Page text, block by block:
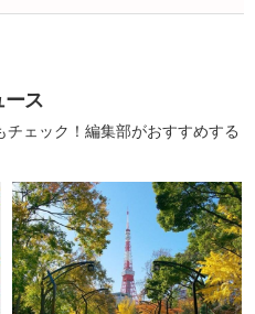
ース
ェック！編集部がおすすめする